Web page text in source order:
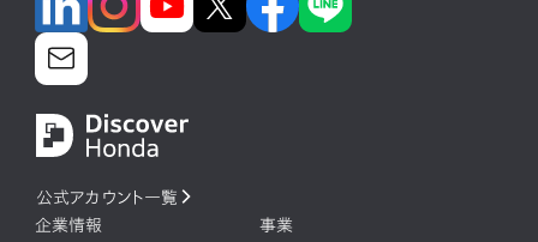
公式アカウント一覧
企業情報
事業